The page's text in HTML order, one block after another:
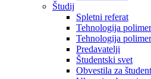
Študij
Spletni referat
Tehnologija
Tehnologija
Predavatelji
Študentski svet
Obvestila za